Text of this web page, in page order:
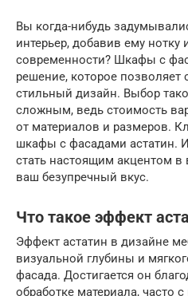
Вы когда-нибудь
интерьер, добавив ему нотку
современности? Шкафы с
решение, которое позволяет
стильный дизайн. Выбор
сложным, ведь стоимость
от материалов и размеров.
шкафы с фасадами астатин.
стать настоящим акцентом
ваш безупречный вкус.
Что такое эффект
Эффект астатин в дизайне
визуальной глубины и
фасада. Достигается он
обработке материала, часто